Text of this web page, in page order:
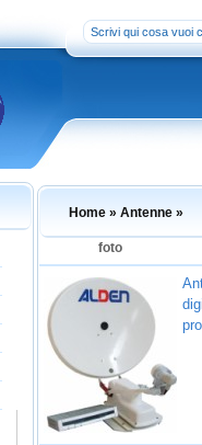
Home » Antenne »
foto